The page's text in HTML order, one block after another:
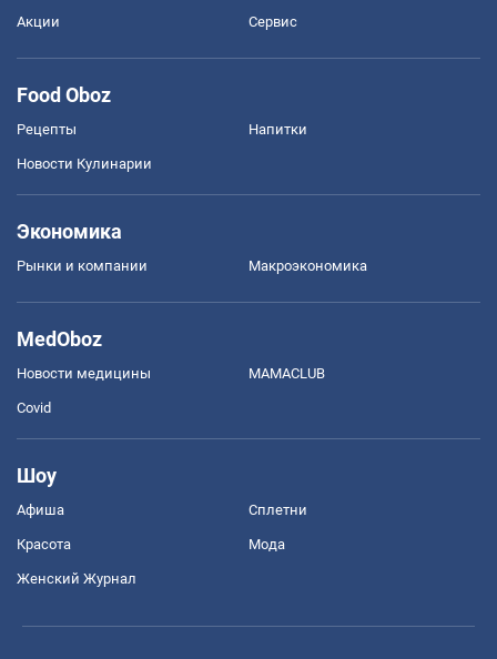
Акции Сервис
Food Oboz
Рецепты Напитки
Новости Кулинарии
Экономика
Рынки и компании Mакроэкономика
MedOboz
Новости медицины MAMACLUB
Covid
Шоу
Афиша Сплетни
Красота Мода
Женский Журнал